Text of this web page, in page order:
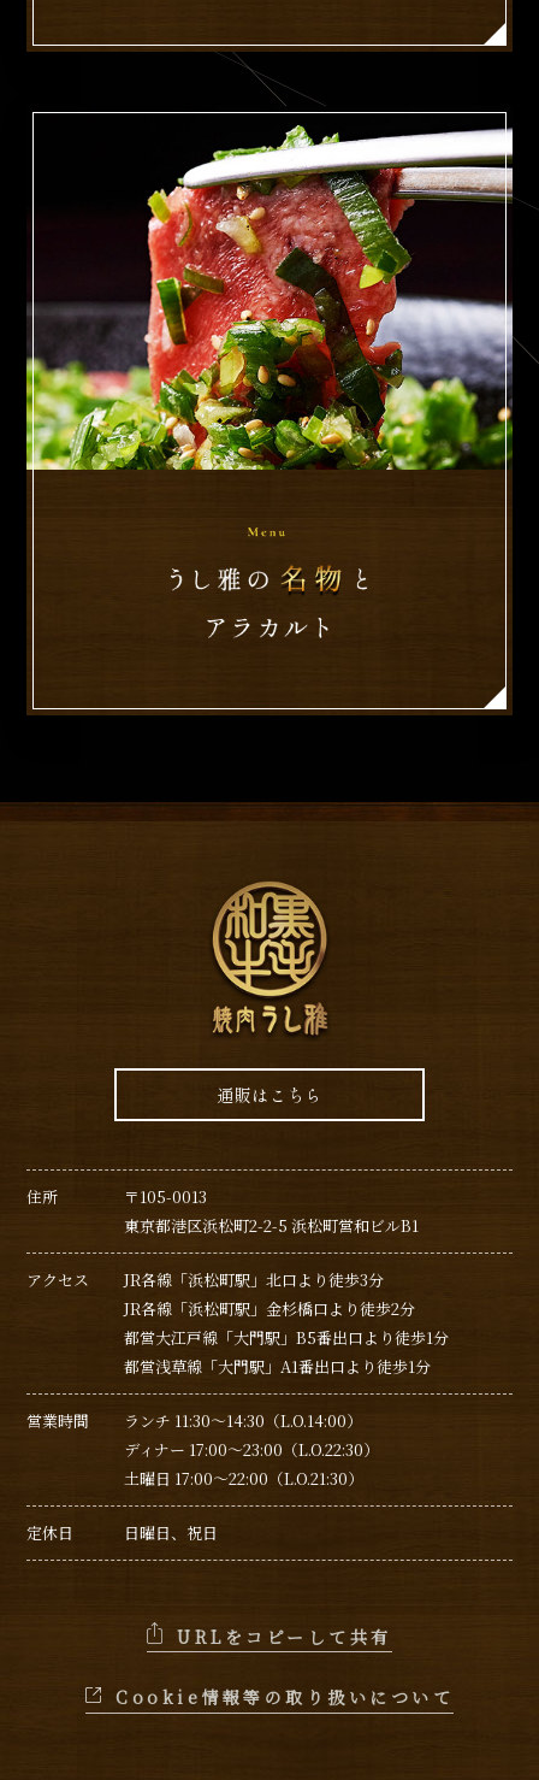
通販はこちら
住所
〒105-0013
東京都港区浜松町2-2-5 浜松町営和ビルB1
アクセス
JR各線「浜松町駅」北口より徒歩3分
JR各線「浜松町駅」金杉橋口より徒歩2分
都営大江戸線「大門駅」B5番出口より徒歩1分
都営浅草線「大門駅」A1番出口より徒歩1分
営業時間
ランチ 11:30～14:30（L.O.14:00）
ディナー 17:00～23:00（L.O.22:30）
土曜日 17:00～22:00（L.O.21:30）
定休日 日曜日、祝日
URLをコピーして共有
Cookie情報等の取り扱いについて